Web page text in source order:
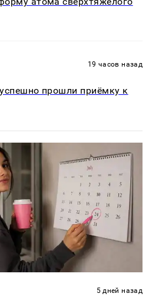
19 часов назад
прошли приёмку к
5 дней назад